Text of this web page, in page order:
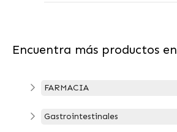
Encuentra más productos en
FARMACIA
Gastrointestinales